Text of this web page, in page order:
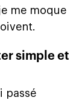
me moque
simple et
passé